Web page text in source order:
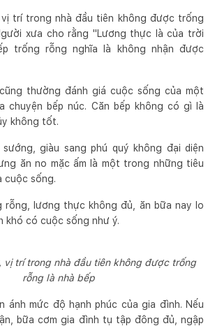
trí trong nhà đầu tiên không được trống
xưa cho rằng "Lương thực là của trời
trống rỗng nghĩa là không nhận được
thường đánh giá cuộc sống của một
chuyện bếp núc. Căn bếp không có gì là
không tốt.
giàu sang phú quý không đại diện
ăn no mặc ấm là một trong những tiêu
cuộc sống.
rỗng, lương thực không đủ, ăn bữa nay lo
khó có cuộc sống như ý.
vị trí trong nhà đầu tiên không được trống
rỗng là nhà bếp
ánh mức độ hạnh phúc của gia đình. Nếu
bữa cơm gia đình tụ tập đông đủ, ngập